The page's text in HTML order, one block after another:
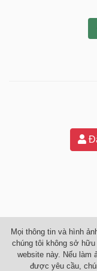
Mọi thông tin và hình
chúng tôi không sở
website này. Nếu làm
được yêu cầu,